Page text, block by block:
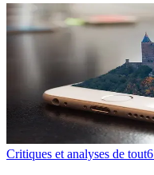
Critiques et analyses de tout6